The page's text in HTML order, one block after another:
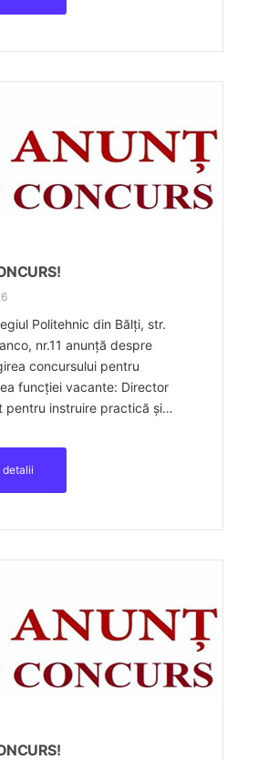
Politehnic din Bălți, str.
nr.11 anunță despre
concursului pentru
funcției vacante: Director
pentru instruire practică și…
detalii